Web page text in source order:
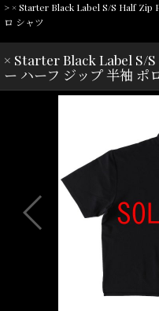
> × Starter Black Label S/S Half Zip
ロ シャツ
× Starter Black Label S/
ー ハーフ ジップ 半袖 ポ